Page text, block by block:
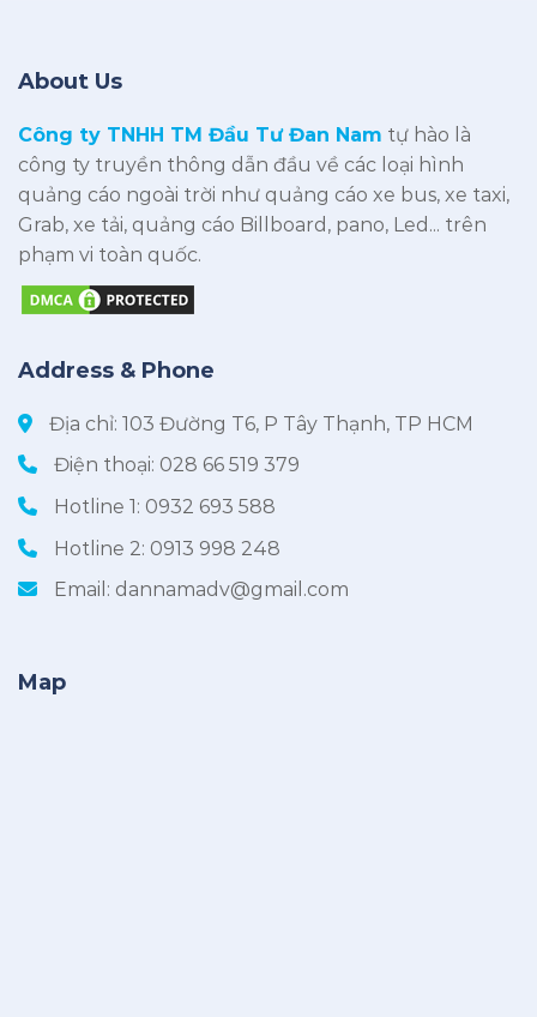
About Us
Công ty TNHH TM Đầu Tư Đan Nam tự hào là
công ty truyền thông dẫn đầu về các loại hình
quảng cáo ngoài trời như quảng cáo xe bus, xe taxi,
Grab, xe tải, quảng cáo Billboard, pano, Led... trên
phạm vi toàn quốc.
Address & Phone
Địa chỉ: 103 Đường T6, P Tây Thạnh, TP HCM
Điện thoại: 028 66 519 379
Hotline 1: 0932 693 588
Hotline 2: 0913 998 248
Email: dannamadv@gmail.com
Map